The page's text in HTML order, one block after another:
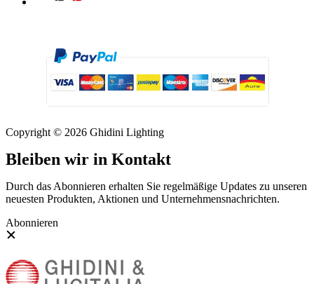
Copyright © 2026 Ghidini Lighting
Bleiben wir in Kontakt
Durch das Abonnieren erhalten Sie regelmäßige Updates zu unseren
neuesten Produkten, Aktionen und Unternehmensnachrichten.
Abonnieren